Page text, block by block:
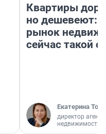
Квартиры
но дешевеют:
рынок
сейчас такой
Екатерина
директор
недвижимости